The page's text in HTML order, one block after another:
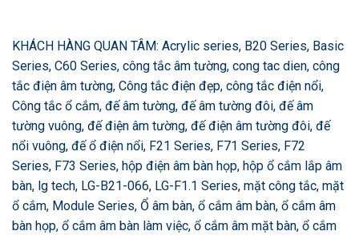
KHÁCH HÀNG QUAN TÂM: Acrylic series, B20 Series, Basic
Series, C60 Series, công tắc âm tường, cong tac dien, công
tắc điện âm tường, Công tắc điện đẹp, công tắc điện nổi,
Công tắc ổ cắm, đế âm tường, đế âm tường đôi, đế âm
tường vuông, đế điện âm tường, đế điện âm tường đôi, đế
nổi vuông, đế ổ điện nổi, F21 Series, F71 Series, F72
Series, F73 Series, hộp điện âm bàn họp, hộp ổ cắm lắp âm
bàn, lg tech, LG-B21-066, LG-F1.1 Series, mặt công tắc, mặt
ổ cắm, Module Series, Ổ âm bàn, ổ cắm âm bàn, ổ cắm âm
bàn họp, ổ cắm âm bàn làm việc, ổ cắm âm mặt bàn, ổ cắm